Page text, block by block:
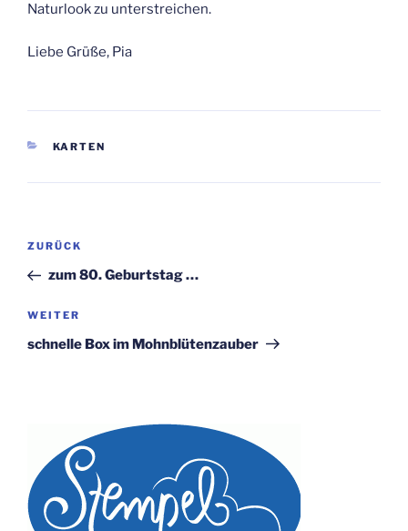
Naturlook zu unterstreichen.
Liebe Grüße, Pia
KATEGORIEN
KARTEN
Beitragsnavigation
Vorheriger
Beitrag
ZURÜCK
zum 80. Geburtstag …
Nächster
Beitrag
WEITER
schnelle Box im Mohnblütenzauber